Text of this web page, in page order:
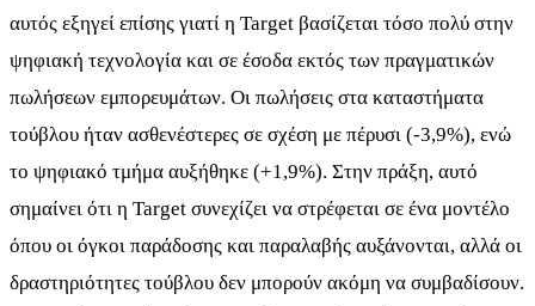
αυτός εξηγεί επίσης γιατί η Target βασίζεται τόσο πολύ στην
ψηφιακή τεχνολογία και σε έσοδα εκτός των πραγματικών
πωλήσεων εμπορευμάτων. Οι πωλήσεις στα καταστήματα
τούβλου ήταν ασθενέστερες σε σχέση με πέρυσι (-3,9%), ενώ
το ψηφιακό τμήμα αυξήθηκε (+1,9%). Στην πράξη, αυτό
σημαίνει ότι η Target συνεχίζει να στρέφεται σε ένα μοντέλο
όπου οι όγκοι παράδοσης και παραλαβής αυξάνονται, αλλά οι
δραστηριότητες τούβλου δεν μπορούν ακόμη να συμβαδίσουν.